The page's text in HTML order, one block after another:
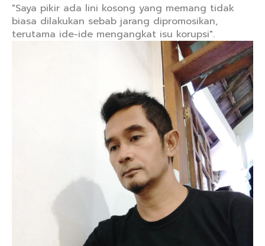
"Saya pikir ada lini kosong yang memang tidak
biasa dilakukan sebab jarang dipromosikan,
terutama ide-ide mengangkat isu korupsi".